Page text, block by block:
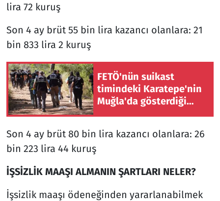
lira 72 kuruş
Son 4 ay brüt 55 bin lira kazancı olanlara: 21
bin 833 lira 2 kuruş
FETÖ'nün suikast
timindeki Karatepe'nin
Muğla'da gösterdiği
Son 4 ay brüt 80 bin lira kazancı olanlara: 26
bin 223 lira 44 kuruş
İŞSİZLİK MAAŞI ALMANIN ŞARTLARI NELER?
İşsizlik maaşı ödeneğinden yararlanabilmek